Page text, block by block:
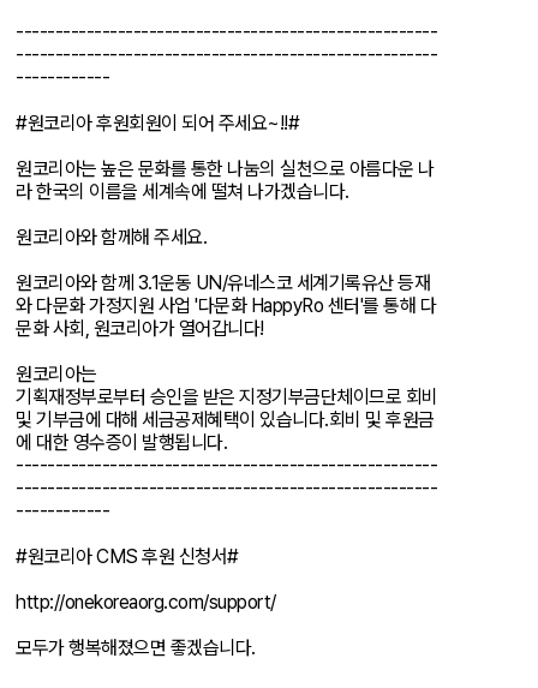
------------------------------------------------------
------------------------------------------------------
------------
#원코리아 후원회원이 되어 주세요~!!#
​원코리아는 높은 문화를 통한 나눔의 실천으로 아름다운 나
라 한국의 이름을 세계속에 떨쳐 나가겠습니다.
원코리아와 함께해 주세요.
원코리아와 함께 3.1운동 UN/유네스코 세계기록유산 등재
와 다문화 가정지원 사업 '다문화 HappyRo 센터'를 통해 다
문화 사회, 원코리아가 열어갑니다!
원코리아는
기획재정부로부터 승인을 받은 지정기부금단체이므로 회비
및 기부금에 대해 세금공제혜택이 있습니다.회비 및 후원금
에 대한 영수증이 발행됩니다.
------------------------------------------------------
------------------------------------------------------
------------
#원코리아 CMS 후원 신청서#
http://onekoreaorg.com/support/
모두가 행복해졌으면 좋겠습니다.